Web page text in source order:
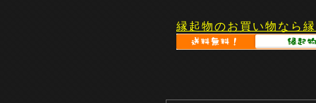
縁起物のお買い物なら